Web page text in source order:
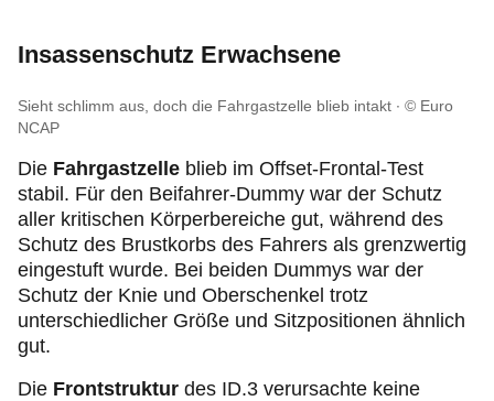
Insassenschutz Erwachsene
Sieht schlimm aus, doch die Fahrgastzelle blieb intakt
© Euro
NCAP
Die Fahrgastzelle blieb im Offset-Frontal-Test
stabil. Für den Beifahrer-Dummy war der Schutz
aller kritischen Körperbereiche gut, während des
Schutz des Brustkorbs des Fahrers als grenzwertig
eingestuft wurde. Bei beiden Dummys war der
Schutz der Knie und Oberschenkel trotz
unterschiedlicher Größe und Sitzpositionen ähnlich
gut.
Die Frontstruktur des ID.3 verursachte keine